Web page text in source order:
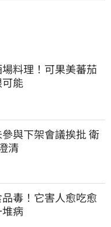
料理！可果美蕃茄
能
與下架會議挨批 衛
清
毒！它害人愈吃愈
病